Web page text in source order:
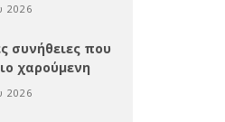
2026
συνήθειες που
χαρούμενη
2026